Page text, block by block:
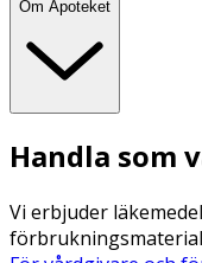
Om Apoteket
Handla som
Vi erbjuder